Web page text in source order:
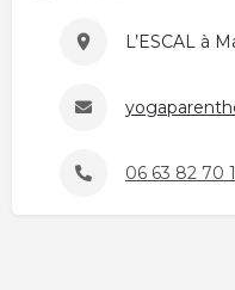
L’ESCAL à
06 63 82 70